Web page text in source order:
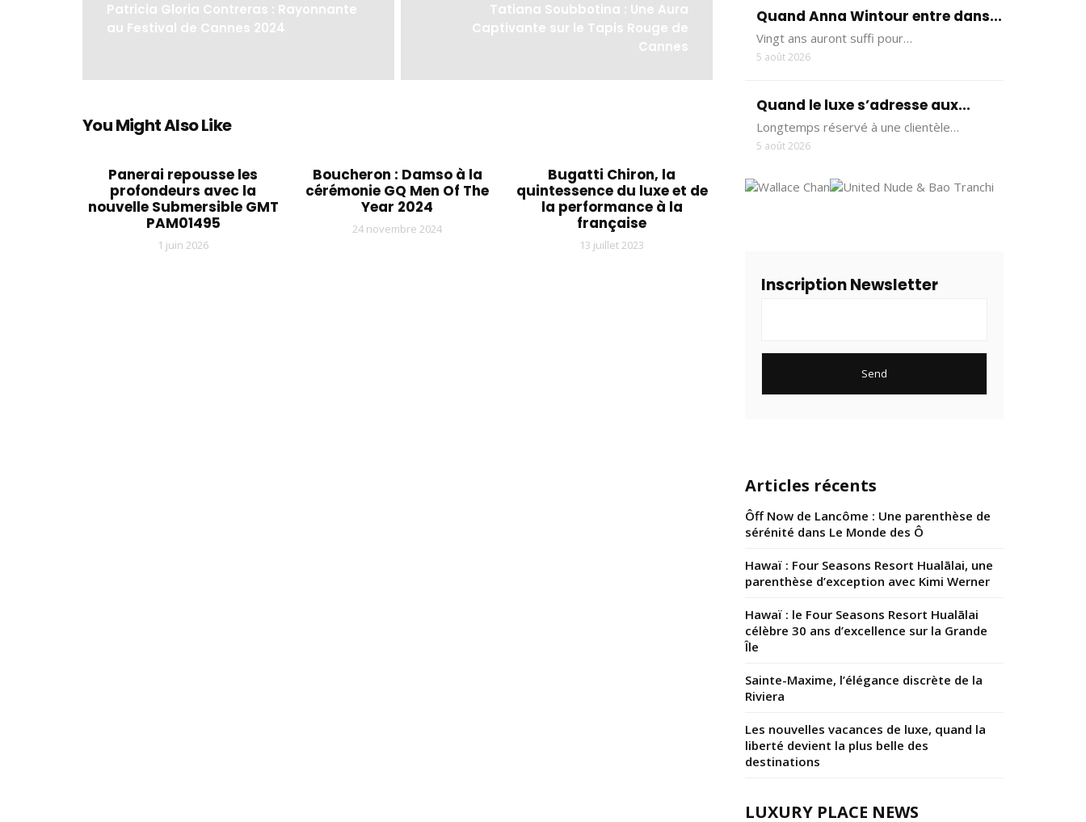
Patricia Gloria Contreras : Rayonnante
au Festival de Cannes 2024
Tatiana Soubbotina : Une Aura
Captivante sur le Tapis Rouge de
Cannes
You Might Also Like
Panerai repousse les
profondeurs avec la
nouvelle Submersible GMT
PAM01495
1 juin 2026
Boucheron : Damso à la
cérémonie GQ Men Of The
Year 2024
24 novembre 2024
Bugatti Chiron, la
quintessence du luxe et de
la performance à la
française
13 juillet 2023
Quand Anna Wintour entre dans...
Vingt ans auront suffi pour…
5 août 2026
Quand le luxe s’adresse aux...
Longtemps réservé à une clientèle…
5 août 2026
Inscription Newsletter
Articles récents
Ôff Now de Lancôme : Une parenthèse de
sérénité dans Le Monde des Ô
Hawaï : Four Seasons Resort Hualālai, une
parenthèse d’exception avec Kimi Werner
Hawaï : le Four Seasons Resort Hualālai
célèbre 30 ans d’excellence sur la Grande
Île
Sainte-Maxime, l’élégance discrète de la
Riviera
Les nouvelles vacances de luxe, quand la
liberté devient la plus belle des
destinations
LUXURY PLACE NEWS